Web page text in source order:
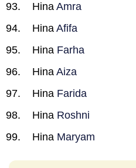
Hina Amra
Hina Afifa
Hina Farha
Hina Aiza
Hina Farida
Hina Roshni
Hina Maryam